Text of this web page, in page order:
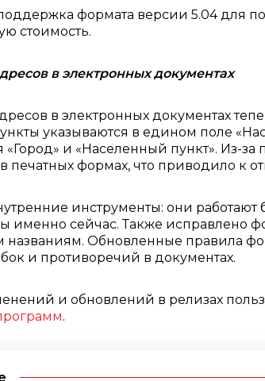
формата версии 5.04 для
стоимость.
в электронных документах
в электронных документах
указываются в едином поле
«Город» и «Населенный пункт». Из-
печатных формах, что приводило к
инструменты: они работают
именно сейчас. Также исправлено
Обновленные правила
и противоречий в документах.
и обновлений в релизах
.